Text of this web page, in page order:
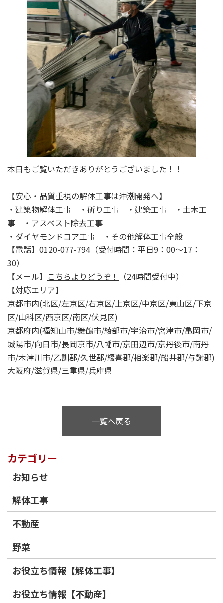
本日もご覧いただきありがとうございました！！
【安心・品質重視の解体工事は沖潮開発へ】
・建築物解体工事 ・斫り工事 ・建築工事 ・土木工
事 ・アスベスト除去工事
・ダイヤモンドコア工事 ・その他解体工事全般
【電話】0120-077-794（受付時間：平日9：00～17：
30）
【メール】 こちらよりどうぞ！
（24時間受付中）
【対応エリア】
京都市内(北区/左京区/右京区/上京区/中京区/東山区/下京
区/山科区/西京区/南区/伏見区)
京都府内(福知山市/舞鶴市/綾部市/宇治市/宮津市/亀岡市/
城陽市/向日市/長岡京市/八幡市/京田辺市/京丹後市/南丹
市/木津川市/乙訓郡/久世郡/綴喜郡/相楽郡/船井郡/与謝郡)
大阪府/滋賀県/三重県/兵庫県
一覧へ戻る
カテゴリー
お知らせ
解体工事
不動産
野菜
お役立ち情報【解体工事】
お役立ち情報【不動産】